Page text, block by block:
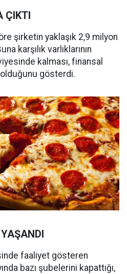
ÇIKTI
şirketin yaklaşık 2,9 milyon
karşılık varlıklarının
kalması, finansal
gösterdi.
faaliyet gösteren
bazı şubelerini kapattığı,